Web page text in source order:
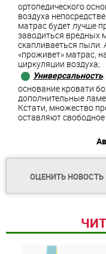
ортопедического
воздуха
матрас будет лучше
заводиться вредных
скапливаеться пыли.
«проживет» матрас,
циркуляции воздуха;
Универсальность
основание кровати
дополнительные
Кстати, множество
оставляют
ОЦЕНИТЬ НОВОСТЬ